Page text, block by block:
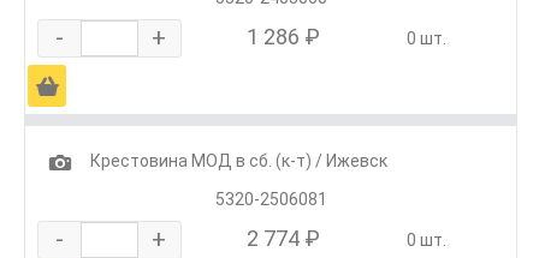
- + 1 286 ₽ 0 шт.
Ä
1
Крестовина МОД в сб. (к-т) / Ижевск
5320-2506081
- + 2 774 ₽ 0 шт.